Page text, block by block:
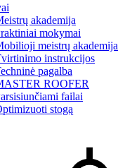
akademija
mokymai
meistrų akademija
instrukcijos
pagalba
ROOFER
failai
stogą